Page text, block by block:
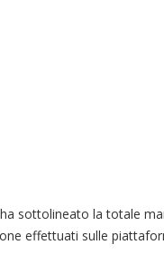
sottolineato la totale
effettuati sulle